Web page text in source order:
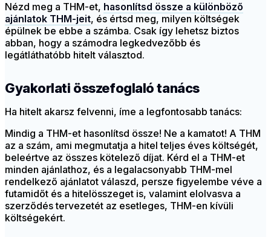
Nézd meg a THM-et, hasonlítsd össze a különböző
ajánlatok THM-jeit, és értsd meg, milyen költségek
épülnek be ebbe a számba. Csak így lehetsz biztos
abban, hogy a számodra legkedvezőbb és
legátláthatóbb hitelt választod.
Gyakorlati összefoglaló tanács
Ha hitelt akarsz felvenni, íme a legfontosabb tanács:
Mindig a THM-et hasonlítsd össze! Ne a kamatot! A THM
az a szám, ami megmutatja a hitel teljes éves költségét,
beleértve az összes kötelező díjat. Kérd el a THM-et
minden ajánlathoz, és a legalacsonyabb THM-mel
rendelkező ajánlatot válaszd, persze figyelembe véve a
futamidőt és a hitelösszeget is, valamint elolvasva a
szerződés tervezetét az esetleges, THM-en kívüli
költségekért.